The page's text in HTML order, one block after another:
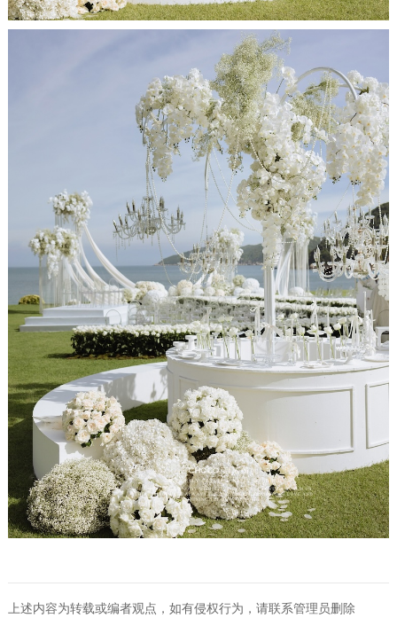
上述内容为转载或编者观点，如有侵权行为，请联系管理员删除